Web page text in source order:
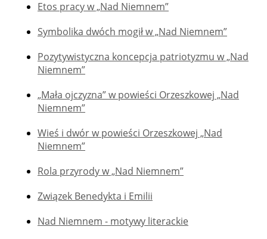
Etos pracy w „Nad Niemnem”
Symbolika dwóch mogił w „Nad Niemnem”
Pozytywistyczna koncepcja patriotyzmu w „Nad
Niemnem”
„Mała ojczyzna” w powieści Orzeszkowej „Nad
Niemnem”
Wieś i dwór w powieści Orzeszkowej „Nad
Niemnem”
Rola przyrody w „Nad Niemnem”
Związek Benedykta i Emilii
Nad Niemnem - motywy literackie